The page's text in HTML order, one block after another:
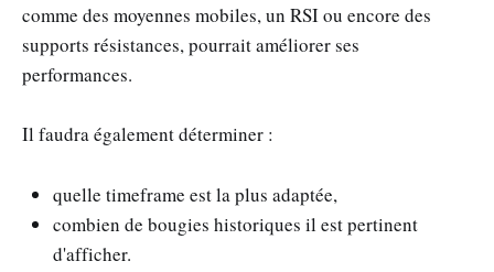
comme des moyennes mobiles, un RSI ou encore des
supports résistances, pourrait améliorer ses
performances.
Il faudra également déterminer :
quelle timeframe est la plus adaptée,
combien de bougies historiques il est pertinent
d'afficher.